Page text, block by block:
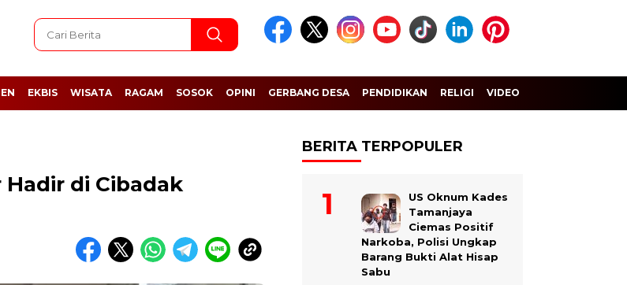
EKBIS WISATA RAGAM SOSOK OPINI GERBANG DESA PENDIDIKAN RELIGI VIDEO
di Cibadak
BERITA TERPOPULER
US Oknum Kades
Tamanjaya
Ciemas Positif
Narkoba, Polisi Ungkap
Barang Bukti Alat Hisap
Sabu